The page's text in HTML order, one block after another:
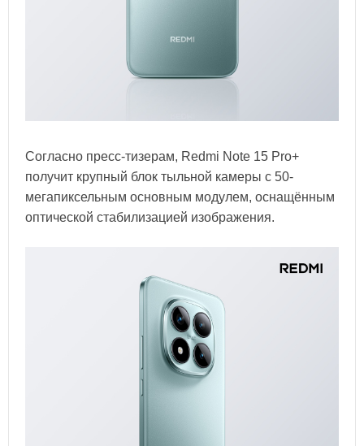
Согласно пресс-тизерам, Redmi Note 15 Pro+
получит крупный блок тыльной камеры с 50-
мегапиксельным основным модулем, оснащённым
оптической стабилизацией изображения.